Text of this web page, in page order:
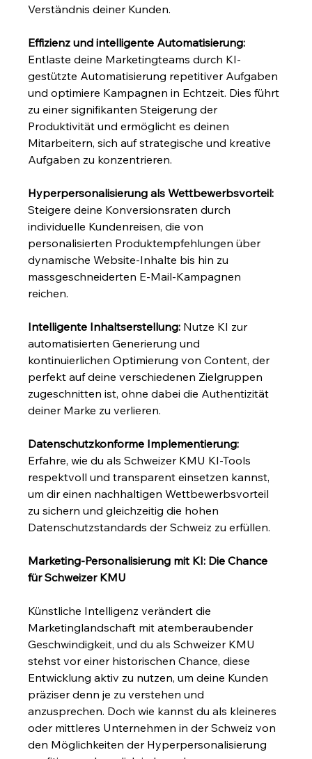
Verständnis deiner Kunden.
Effizienz und intelligente Automatisierung:
Entlaste deine Marketingteams durch KI-
gestützte Automatisierung repetitiver Aufgaben
und optimiere Kampagnen in Echtzeit. Dies führt
zu einer signifikanten Steigerung der
Produktivität und ermöglicht es deinen
Mitarbeitern, sich auf strategische und kreative
Aufgaben zu konzentrieren.
Hyperpersonalisierung als Wettbewerbsvorteil:
Steigere deine Konversionsraten durch
individuelle Kundenreisen, die von
personalisierten Produktempfehlungen über
dynamische Website-Inhalte bis hin zu
massgeschneiderten E-Mail-Kampagnen
reichen.
Intelligente Inhaltserstellung: Nutze KI zur
automatisierten Generierung und
kontinuierlichen Optimierung von Content, der
perfekt auf deine verschiedenen Zielgruppen
zugeschnitten ist, ohne dabei die Authentizität
deiner Marke zu verlieren.
Datenschutzkonforme Implementierung:
Erfahre, wie du als Schweizer KMU KI-Tools
respektvoll und transparent einsetzen kannst,
um dir einen nachhaltigen Wettbewerbsvorteil
zu sichern und gleichzeitig die hohen
Datenschutzstandards der Schweiz zu erfüllen.
Marketing-Personalisierung mit KI: Die Chance
für Schweizer KMU
Künstliche Intelligenz verändert die
Marketinglandschaft mit atemberaubender
Geschwindigkeit, und du als Schweizer KMU
stehst vor einer historischen Chance, diese
Entwicklung aktiv zu nutzen, um deine Kunden
präziser denn je zu verstehen und
anzusprechen. Doch wie kannst du als kleineres
oder mittleres Unternehmen in der Schweiz von
den Möglichkeiten der Hyperpersonalisierung